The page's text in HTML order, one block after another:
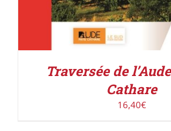
Traversée de
Cathare
16,40€